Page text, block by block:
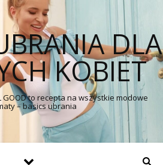
DLA
KOBIET
GOOD to recepta na wszystkie modowe
– basics ubrania